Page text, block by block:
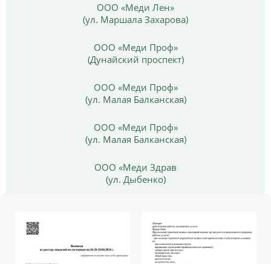
ООО «Меди Лен»
(ул. Маршала Захарова)
ООО «Меди Проф»
(Дунайский проспект)
ООО «Меди Проф»
(ул. Малая Балканская)
ООО «Меди Проф»
(ул. Малая Балканская)
ООО «Меди Здрав
(ул. Дыбенко)